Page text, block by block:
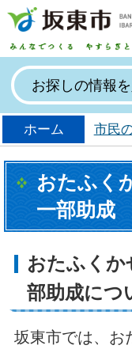
ホーム 市民
おたふく
一部助成
おたふくか
部助成につ
坂東市では、お